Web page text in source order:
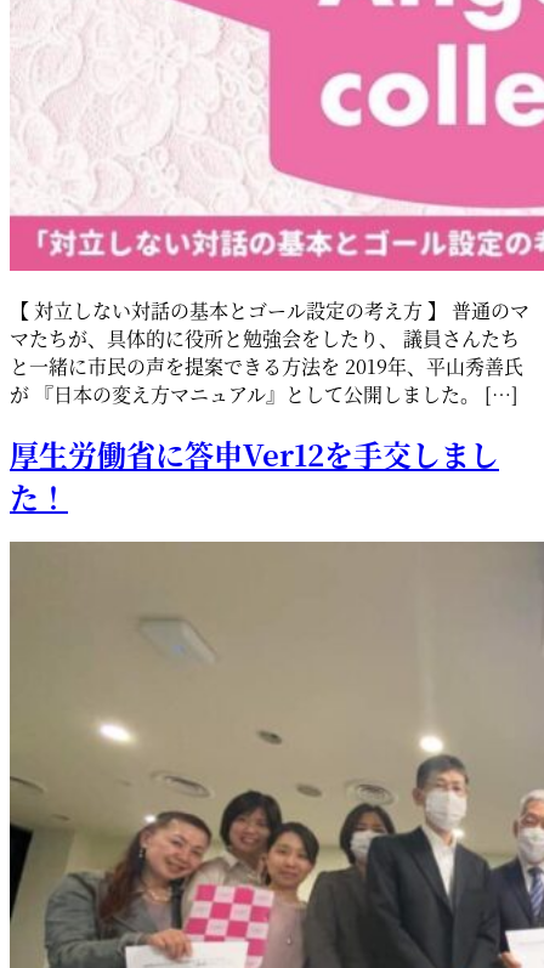
【 対立しない対話の基本とゴール設定の考え方 】 普通のマ
マたちが、具体的に役所と勉強会をしたり、 議員さんたち
と一緒に市民の声を提案できる方法を 2019年、平山秀善氏
が 『日本の変え方マニュアル』として公開しました。 […]
厚生労働省に答申Ver12を手交しまし
た！